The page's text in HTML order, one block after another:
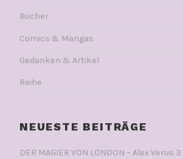
Bücher
Comics & Mangas
Gedanken & Artikel
Reihe
NEUESTE BEITRÄGE
DER MAGIER VON LONDON – Alex Verus